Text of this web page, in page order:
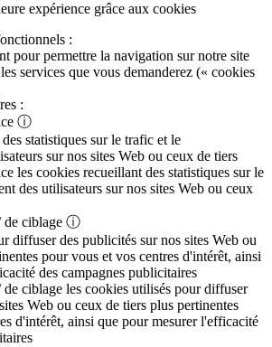
expérience grâce aux cookies
:
pour permettre la navigation sur notre site
services que vous demanderez (« cookies
:
ⓘ
statistiques sur le trafic et le
sur nos sites Web ou ceux de tiers
les cookies recueillant des statistiques sur le
des utilisateurs sur nos sites Web ou ceux
ciblage ⓘ
diffuser des publicités sur nos sites Web ou
pour vous et vos centres d'intérêt, ainsi
des campagnes publicitaires
ciblage les cookies utilisés pour diffuser
Web ou ceux de tiers plus pertinentes
d'intérêt, ainsi que pour mesurer l'efficacité